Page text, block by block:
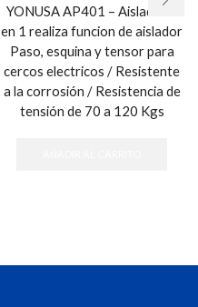
YONUSA AP401 – Aislador 3
en 1 realiza funcion de aislador
Paso, esquina y tensor para
cercos electricos / Resistente
a la corrosión / Resistencia de
tensión de 70 a 120 Kgs